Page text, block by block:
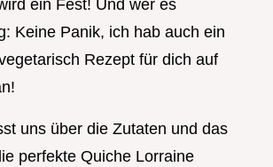
ein Fest! Und wer es
Keine Panik, ich hab auch ein
Rezept für dich auf
uns über die Zutaten und das
perfekte Quiche Lorraine